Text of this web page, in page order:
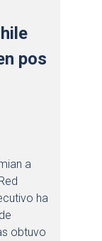
pos
a
ha
obtuvo